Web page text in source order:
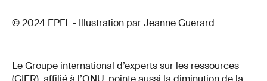
© 2024 EPFL - Illustration par Jeanne Guerard
Le Groupe international d’experts sur les ressources